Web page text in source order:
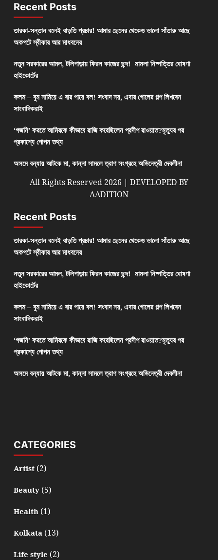
Recent Posts
তারকা-সন্তান বলেই বাড়তি প্রচার! আমার ছেলের থেকেও ভালো সাঁতারু আছে
অকপটে স্বীকার আর মাধবনের
নতুন সরকারের আমল, টলিপাড়ায় ফিরল কাজের ছন্দ! মামলা নিষ্পত্তির ঘোষণা
হাইকোর্টের
কলম – বুম নামিয়ে এ বার পায়ে বল! সংবাদ নয়, এবার গোলের গল্প লিখবেন
সাংবাদিকরাই
‘গজনি’ করতে আমিরকে কীভাবে রাজি করেছিলেন প্রদীপ রাওয়াত?মৃত্যুর পর
প্রকাশ্যে গোপন তথ্য
অসমে বন্যায় আটকে মা, কান্না সামলে ত্রাণ সংগ্রহে অভিনেত্রী দেবলীনা
All Rights Reserved 2026 | DEVELOPED BY
AADITION
Recent Posts
তারকা-সন্তান বলেই বাড়তি প্রচার! আমার ছেলের থেকেও ভালো সাঁতারু আছে
অকপটে স্বীকার আর মাধবনের
নতুন সরকারের আমল, টলিপাড়ায় ফিরল কাজের ছন্দ! মামলা নিষ্পত্তির ঘোষণা
হাইকোর্টের
কলম – বুম নামিয়ে এ বার পায়ে বল! সংবাদ নয়, এবার গোলের গল্প লিখবেন
সাংবাদিকরাই
‘গজনি’ করতে আমিরকে কীভাবে রাজি করেছিলেন প্রদীপ রাওয়াত?মৃত্যুর পর
প্রকাশ্যে গোপন তথ্য
অসমে বন্যায় আটকে মা, কান্না সামলে ত্রাণ সংগ্রহে অভিনেত্রী দেবলীনা
CATEGORIES
Artist(2)
Beauty(5)
Health(1)
Kolkata(13)
Life style (2)